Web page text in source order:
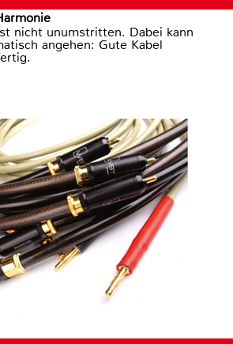
nicht unumstritten. Dabei kann
angehen: Gute Kabel